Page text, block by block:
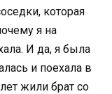
которая
я на
И да, я была
и поехала в
жили брат со